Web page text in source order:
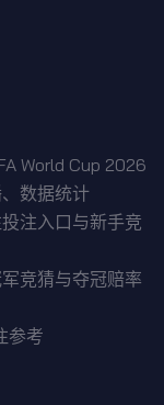
World Cup 2026
数据统计
注入口与新手竞
竞猜与夺冠赔率
参考